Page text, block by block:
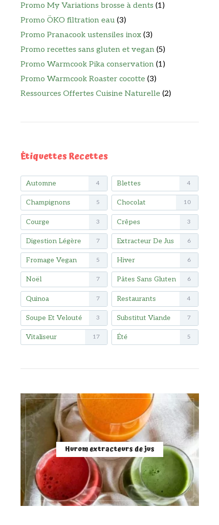
Promo My Variations brosse à dents (1)
Promo ÖKO filtration eau (3)
Promo Pranacook ustensiles inox (3)
Promo recettes sans gluten et vegan (5)
Promo Warmcook Pika conservation (1)
Promo Warmcook Roaster cocotte (3)
Ressources Offertes Cuisine Naturelle (2)
Étiquettes Recettes
Automne 4 Blettes 4
Champignons 5 Chocolat 10
Courge 3 Crêpes 3
Digestion Légère 7 Extracteur De Jus 6
Fromage Vegan 5 Hiver 6
Noël 7 Pâtes Sans Gluten 6
Quinoa 7 Restaurants 4
Soupe Et Velouté 3 Substitut Viande 7
Vitaliseur 17 Été 5
Hurom extracteurs de jus